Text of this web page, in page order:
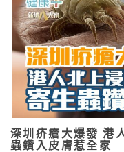
深圳疥瘡大爆發 港
蟲鑽入皮膚惹全家